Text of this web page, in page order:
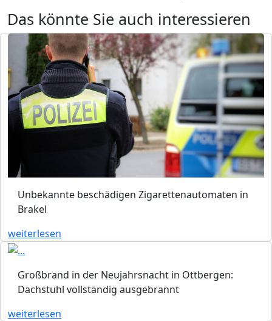
Das könnte Sie auch interessieren
Unbekannte beschädigen Zigarettenautomaten in
Brakel
weiterlesen
Großbrand in der Neujahrsnacht in Ottbergen:
Dachstuhl vollständig ausgebrannt
weiterlesen